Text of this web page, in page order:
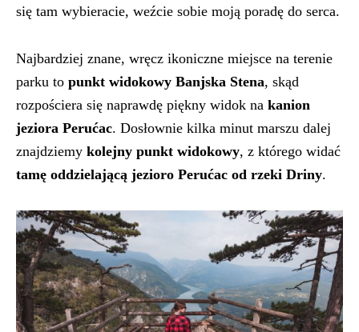
się tam wybieracie, weźcie sobie moją poradę do serca.
Najbardziej znane, wręcz ikoniczne miejsce na terenie
parku to punkt widokowy Banjska Stena, skąd
rozpościera się naprawdę piękny widok na kanion
jeziora Perućac. Dosłownie kilka minut marszu dalej
znajdziemy kolejny punkt widokowy, z którego widać
tamę oddzielającą jezioro Perućac od rzeki Driny.